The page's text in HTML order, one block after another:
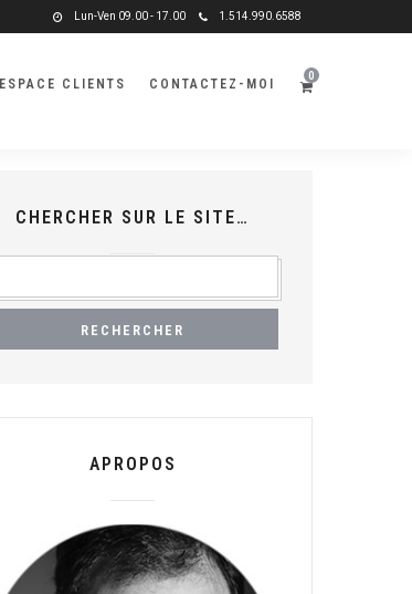
Lun-Ven 09.00 - 17.00 1.514.990.6588
0
ESPACE CLIENTS CONTACTEZ-MOI
CHERCHER SUR LE SITE…
APROPOS